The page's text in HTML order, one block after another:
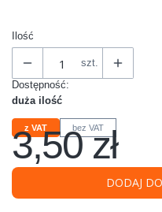
Ilość
szt.
Dostępność:
duża ilość
z VAT bez VAT
Cena
3,50 zł
DODAJ